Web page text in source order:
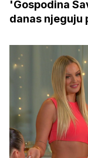
'Gospodina
danas njeguju